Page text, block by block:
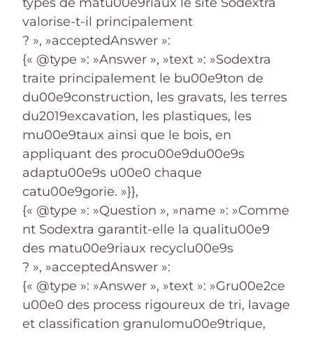
types de matu00e9riaux le site Sodextra
valorise-t-il principalement
? », »acceptedAnswer »:
{« @type »: »Answer », »text »: »Sodextra
traite principalement le bu00e9ton de
du00e9construction, les gravats, les terres
du2019excavation, les plastiques, les
mu00e9taux ainsi que le bois, en
appliquant des procu00e9du00e9s
adaptu00e9s u00e0 chaque
catu00e9gorie. »}},
{« @type »: »Question », »name »: »Comme
nt Sodextra garantit-elle la qualitu00e9
des matu00e9riaux recyclu00e9s
? », »acceptedAnswer »:
{« @type »: »Answer », »text »: »Gru00e2ce
u00e0 des process rigoureux de tri, lavage
et classification granulomu00e9trique,